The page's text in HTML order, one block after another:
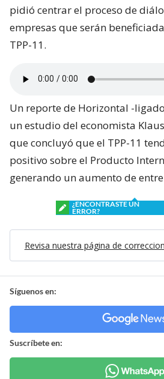
pidió centrar el proceso de
empresas que serán
TPP-11.
Un reporte de Horizontal -
un estudio del economista
que concluyó que el TPP-11
positivo sobre el Producto
generando un aumento de entre
¿ENCONTRASTE UN
ERROR?
Revisa nuestra página de
Síguenos en:
Suscríbete en: